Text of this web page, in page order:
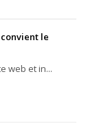
le
web et in...